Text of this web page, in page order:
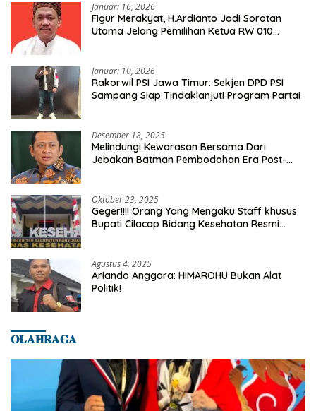
Januari 16, 2026
Figur Merakyat, H.Ardianto Jadi Sorotan
Utama Jelang Pemilihan Ketua RW 010
Januari 10, 2026
Rakorwil PSI Jawa Timur: Sekjen DPD PSI
Sampang Siap Tindaklanjuti Program Partai
Desember 18, 2025
Melindungi Kewarasan Bersama Dari
Jebakan Batman Pembodohan Era Post-
Oktober 23, 2025
Geger!!!! Orang Yang Mengaku Staff khusus
Bupati Cilacap Bidang Kesehatan Resmi
Agustus 4, 2025
Ariando Anggara: HIMAROHU Bukan Alat
Politik!
𝐎𝐋𝐀𝐇𝐑𝐀𝐆𝐀